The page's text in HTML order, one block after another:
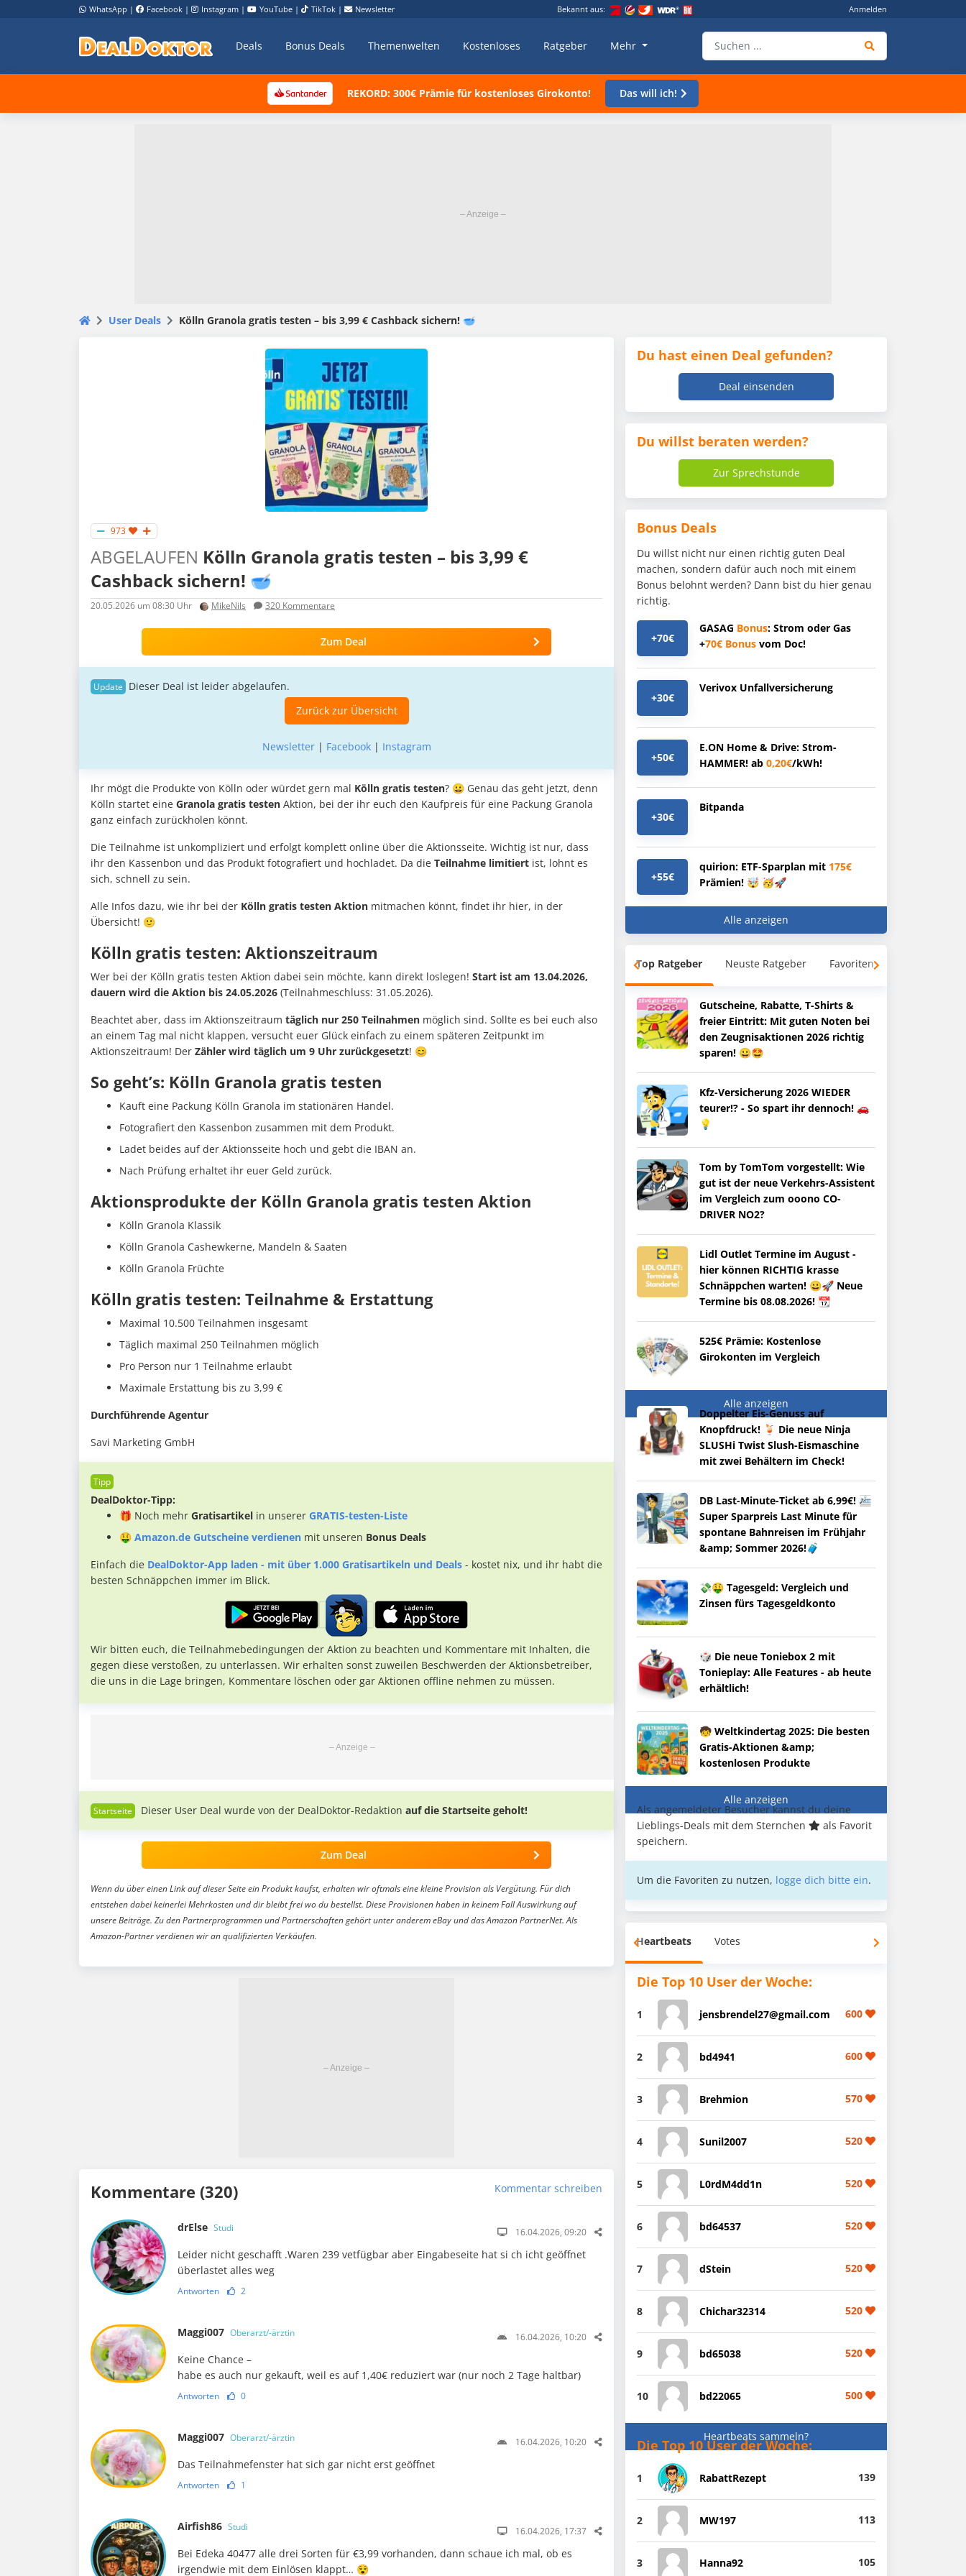
WhatsApp | Facebook | Instagram | YouTube | TikTok | Newsletter Bekannt aus: Anmelden
Deals Bonus Deals Themenwelten Kostenloses Ratgeber Mehr
REKORD: 300€ Prämie für kostenloses Girokonto! Das will ich!
User Deals Kölln Granola gratis testen – bis 3,99 € Cashback sichern! 🥣
973
ABGELAUFEN Kölln Granola gratis testen – bis 3,99 €
Cashback sichern! 🥣
20.05.2026 um 08:30 Uhr MikeNils 320 Kommentare
Zum Deal
Dieser Deal ist leider abgelaufen.
Zurück zur Übersicht
Newsletter| Facebook| Instagram
Ihr mögt die Produkte von Kölln oder würdet gern mal Kölln gratis testen? 😀 Genau das geht jetzt, denn
Kölln startet eine Granola gratis testen Aktion, bei der ihr euch den Kaufpreis für eine Packung Granola
ganz einfach zurückholen könnt.
Die Teilnahme ist unkompliziert und erfolgt komplett online über die Aktionsseite. Wichtig ist nur, dass
ihr den Kassenbon und das Produkt fotografiert und hochladet. Da die Teilnahme limitiert ist, lohnt es
sich, schnell zu sein.
Alle Infos dazu, wie ihr bei der Kölln gratis testen Aktion mitmachen könnt, findet ihr hier, in der
Übersicht! 🙂
Kölln gratis testen: Aktionszeitraum
Wer bei der Kölln gratis testen Aktion dabei sein möchte, kann direkt loslegen! Start ist am 13.04.2026,
dauern wird die Aktion bis 24.05.2026 (Teilnahmeschluss: 31.05.2026).
Beachtet aber, dass im Aktionszeitraum täglich nur 250 Teilnahmen möglich sind. Sollte es bei euch also
an einem Tag mal nicht klappen, versucht euer Glück einfach zu einem späteren Zeitpunkt im
Aktionszeitraum! Der Zähler wird täglich um 9 Uhr zurückgesetzt! 😊
So geht’s: Kölln Granola gratis testen
Kauft eine Packung Kölln Granola im stationären Handel.
Fotografiert den Kassenbon zusammen mit dem Produkt.
Ladet beides auf der Aktionsseite hoch und gebt die IBAN an.
Nach Prüfung erhaltet ihr euer Geld zurück.
Aktionsprodukte der Kölln Granola gratis testen Aktion
Kölln Granola Klassik
Kölln Granola Cashewkerne, Mandeln & Saaten
Kölln Granola Früchte
Kölln gratis testen: Teilnahme & Erstattung
Maximal 10.500 Teilnahmen insgesamt
Täglich maximal 250 Teilnahmen möglich
Pro Person nur 1 Teilnahme erlaubt
Maximale Erstattung bis zu 3,99 €
Durchführende Agentur
Savi Marketing GmbH
DealDoktor-Tipp:
🎁 Noch mehr Gratisartikel in unserer GRATIS-testen-Liste
🤑 Amazon.de Gutscheine verdienen mit unseren Bonus Deals
Einfach die DealDoktor-App laden - mit über 1.000 Gratisartikeln und Deals - kostet nix, und ihr habt die
besten Schnäppchen immer im Blick.
Wir bitten euch, die Teilnahmebedingungen der Aktion zu beachten und Kommentare mit Inhalten, die
gegen diese verstoßen, zu unterlassen. Wir erhalten sonst zuweilen Beschwerden der Aktionsbetreiber,
die uns in die Lage bringen, Kommentare löschen oder gar Aktionen offline nehmen zu müssen.
Dieser User Deal wurde von der DealDoktor-Redaktion auf die Startseite geholt!
Zum Deal
Wenn du über einen Link auf dieser Seite ein Produkt kaufst, erhalten wir oftmals eine kleine Provision als Vergütung. Für dich
entstehen dabei keinerlei Mehrkosten und dir bleibt frei wo du bestellst. Diese Provisionen haben in keinem Fall Auswirkung auf
unsere Beiträge. Zu den Partnerprogrammen und Partnerschaften gehört unter anderem eBay und das Amazon PartnerNet. Als
Amazon-Partner verdienen wir an qualifizierten Verkäufen.
Kommentare (320) Kommentar schreiben
drElse Studi 16.04.2026, 09:20
Leider nicht geschafft .Waren 239 vetfügbar aber Eingabeseite hat si ch icht geöffnet
überlastet alles weg
Antworten 2
Maggi007 Oberarzt/-ärztin 16.04.2026, 10:20
Keine Chance –
habe es auch nur gekauft, weil es auf 1,40€ reduziert war (nur noch 2 Tage haltbar)
Antworten 0
Maggi007 Oberarzt/-ärztin 16.04.2026, 10:20
Das Teilnahmefenster hat sich gar nicht erst geöffnet
Antworten 1
Airfish86 Studi 16.04.2026, 17:37
Bei Edeka 40477 alle drei Sorten für €3,99 vorhanden, dann schaue ich mal, ob es
irgendwie mit dem Einlösen klappt… 😵
Du hast einen Deal gefunden?
Deal einsenden
Du willst beraten werden?
Zur Sprechstunde
Bonus Deals
Du willst nicht nur einen richtig guten Deal
machen, sondern dafür auch noch mit einem
Bonus belohnt werden? Dann bist du hier genau
richtig.
+70€
GASAG Bonus: Strom oder Gas
+70€ Bonus vom Doc!
+30€
Verivox Unfallversicherung
+50€
E.ON Home & Drive: Strom-
HAMMER! ab 0,20€/kWh!
+30€
Bitpanda
+55€
quirion: ETF-Sparplan mit 175€
Prämien! 🤯 🥳🚀
Alle anzeigen
Top Ratgeber Neuste Ratgeber Favoriten
Gutscheine, Rabatte, T-Shirts &
freier Eintritt: Mit guten Noten bei
den Zeugnisaktionen 2026 richtig
sparen! 😀🤩
Kfz-Versicherung 2026 WIEDER
teurer!? - So spart ihr dennoch! 🚗
💡
Tom by TomTom vorgestellt: Wie
gut ist der neue Verkehrs-Assistent
im Vergleich zum ooono CO-
DRIVER NO2?
Lidl Outlet Termine im August -
hier können RICHTIG krasse
Schnäppchen warten! 😀🚀 Neue
Termine bis 08.08.2026! 📆
525€ Prämie: Kostenlose
Girokonten im Vergleich
Alle anzeigen
Doppelter Eis-Genuss auf
Knopfdruck! 🍹 Die neue Ninja
SLUSHi Twist Slush-Eismaschine
mit zwei Behältern im Check!
DB Last-Minute-Ticket ab 6,99€! 🚈
Super Sparpreis Last Minute für
spontane Bahnreisen im Frühjahr
&amp; Sommer 2026!🧳
💸🤑 Tagesgeld: Vergleich und
Zinsen fürs Tagesgeldkonto
🎲 Die neue Toniebox 2 mit
Tonieplay: Alle Features - ab heute
erhältlich!
🧒 Weltkindertag 2025: Die besten
Gratis-Aktionen &amp;
kostenlosen Produkte
Alle anzeigen
Als angemeldeter Besucher kannst du deine
Lieblings-Deals mit dem Sternchen
als Favorit
speichern.
Um die Favoriten zu nutzen, logge dich bitte ein.
Heartbeats Votes
Die Top 10 User der Woche:
1 jensbrendel27@gmail.com 600
2 bd4941 600
3 Brehmion 570
4 Sunil2007 520
5 L0rdM4dd1n 520
6 bd64537 520
7 dStein 520
8 Chichar32314 520
9 bd65038 520
10 bd22065 500
Heartbeats sammeln?
Die Top 10 User der Woche:
1 RabattRezept 139
2 MW197 113
3 Hanna92 105